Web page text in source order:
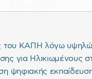
του ΚΑΠΗ λόγω
για Ηλικιωμένους
ψηφιακής